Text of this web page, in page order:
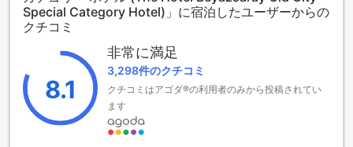
さらに、お子様連れのご家族にも優しいポリシーを採用して
おり、3歳から12歳のお子様は無料で宿泊できます。家族全員
が快適に過ごせるよう配慮されたこのホテルで、イスタンブ
ールの魅力を存分に堪能してみてはいかがでしょうか。
便利な施設が揃ったベヤズサライ・オールドシティホテル
イスタンブールの中心に位置するベヤズサライ・オールドシ
ティホテルは、快適な滞在をサポートする便利な施設が充実
Special Category Hotel)」に宿泊したユーザーからの
クチコミ
8.1
非常に満足
3,298件のクチコミ
クチコミはアゴダ®の利用者のみから投稿されてい
ます